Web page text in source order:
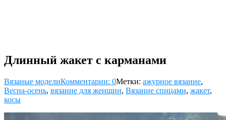
Длинный жакет с карманами
Вязаные моделиКомментарии: 0Метки: ажурное вязание,
Весна-осень, вязание для женщин, Вязание спицами, жакет,
косы